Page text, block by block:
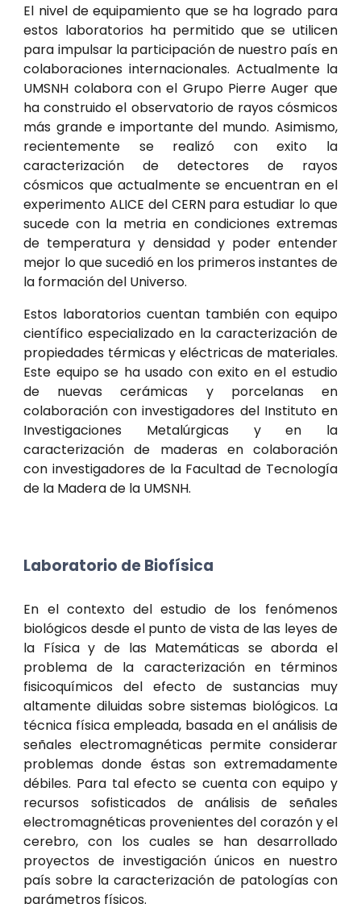
El nivel de equipamiento que se ha logrado para
estos laboratorios ha permitido que se utilicen
para impulsar la participación de nuestro país en
colaboraciones internacionales. Actualmente la
UMSNH colabora con el Grupo Pierre Auger que
ha construido el observatorio de rayos cósmicos
más grande e importante del mundo. Asimismo,
recientemente se realizó con exito la
caracterización de detectores de rayos
cósmicos que actualmente se encuentran en el
experimento ALICE del CERN para estudiar lo que
sucede con la metria en condiciones extremas
de temperatura y densidad y poder entender
mejor lo que sucedió en los primeros instantes de
la formación del Universo.
Estos laboratorios cuentan también con equipo
científico especializado en la caracterización de
propiedades térmicas y eléctricas de materiales.
Este equipo se ha usado con exito en el estudio
de nuevas cerámicas y porcelanas en
colaboración con investigadores del Instituto en
Investigaciones Metalúrgicas y en la
caracterización de maderas en colaboración
con investigadores de la Facultad de Tecnología
de la Madera de la UMSNH.
Laboratorio de Biofísica
En el contexto del estudio de los fenómenos
biológicos desde el punto de vista de las leyes de
la Física y de las Matemáticas se aborda el
problema de la caracterización en términos
fisicoquímicos del efecto de sustancias muy
altamente diluidas sobre sistemas biológicos. La
técnica física empleada, basada en el análisis de
señales electromagnéticas permite considerar
problemas donde éstas son extremadamente
débiles. Para tal efecto se cuenta con equipo y
recursos sofisticados de análisis de señales
electromagnéticas provenientes del corazón y el
cerebro, con los cuales se han desarrollado
proyectos de investigación únicos en nuestro
país sobre la caracterización de patologías con
parámetros físicos.